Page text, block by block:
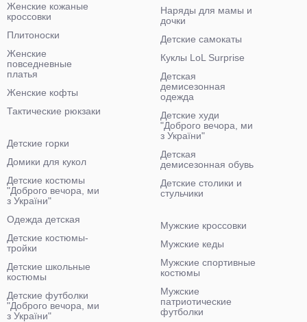
Женские кожаные
кроссовки
Плитоноски
Женские
повседневные
платья
Женские кофты
Тактические рюкзаки
Наряды для мамы и
дочки
Детские самокаты
Куклы LoL Surprise
Детская
демисезонная
одежда
Детские худи
"Доброго вечора, ми
з України"
Детская
демисезонная обувь
Детские столики и
стульчики
Детские горки
Домики для кукол
Детские костюмы
"Доброго вечора, ми
з України"
Одежда детская
Детские костюмы-
тройки
Детские школьные
костюмы
Детские футболки
"Доброго вечора, ми
з України"
Мужские кроссовки
Мужские кеды
Мужские спортивные
костюмы
Мужские
патриотические
футболки